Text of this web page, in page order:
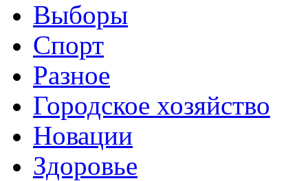
Выборы
Спорт
Разное
Городское хозяйство
Новации
Здоровье